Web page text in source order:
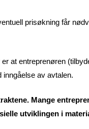
prisøkning får
at entreprenøren
av avtalen.
Mange
utviklingen i